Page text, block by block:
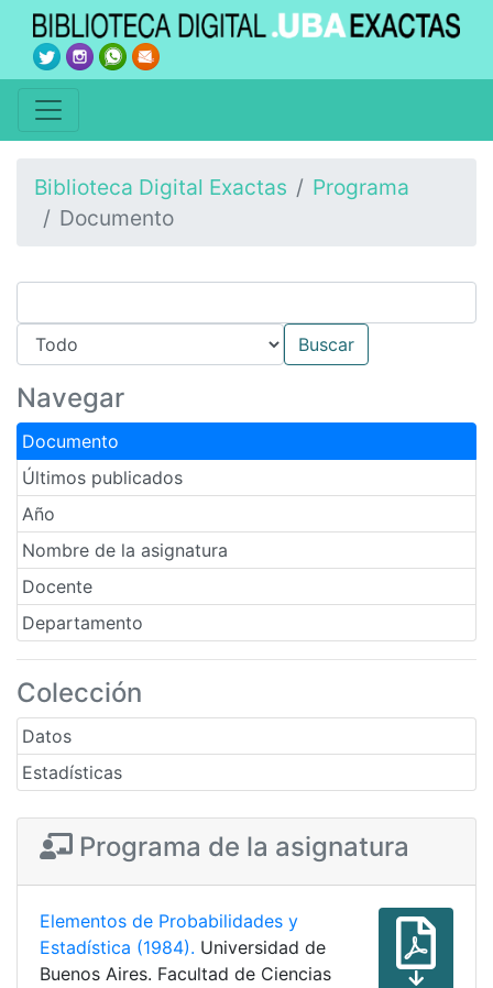
Biblioteca Digital Exactas
Programa
Documento
Navegar
Documento
Últimos publicados
Año
Nombre de la asignatura
Docente
Departamento
Colección
Datos
Estadísticas
Programa de la asignatura
Elementos de Probabilidades y
Estadística (1984). Universidad de
Buenos Aires. Facultad de Ciencias